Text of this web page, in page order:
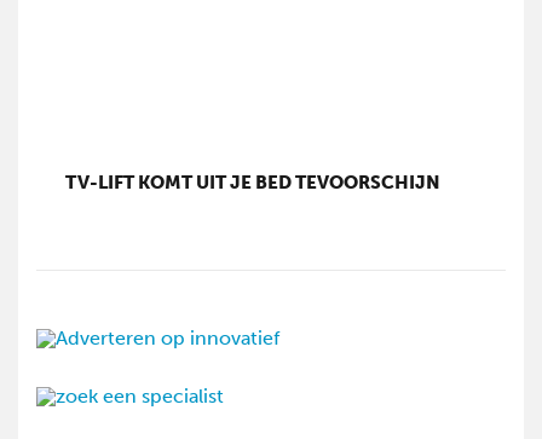
TV-LIFT KOMT UIT JE BED TEVOORSCHIJN